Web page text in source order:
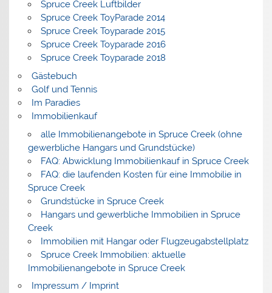
Spruce Creek Luftbilder
Spruce Creek ToyParade 2014
Spruce Creek Toyparade 2015
Spruce Creek Toyparade 2016
Spruce Creek Toyparade 2018
Gästebuch
Golf und Tennis
Im Paradies
Immobilienkauf
alle Immobilienangebote in Spruce Creek (ohne
gewerbliche Hangars und Grundstücke)
FAQ: Abwicklung Immobilienkauf in Spruce Creek
FAQ: die laufenden Kosten für eine Immobilie in
Spruce Creek
Grundstücke in Spruce Creek
Hangars und gewerbliche Immobilien in Spruce
Creek
Immobilien mit Hangar oder Flugzeugabstellplatz
Spruce Creek Immobilien: aktuelle
Immobilienangebote in Spruce Creek
Impressum / Imprint